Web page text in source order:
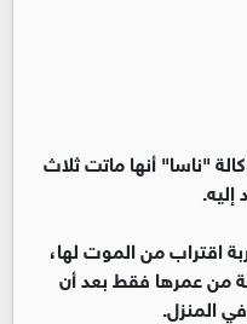
"ناسا" أنها ماتت ثلاث
اقتراب من الموت لها،
من عمرها فقط بعد أن
المنزل.